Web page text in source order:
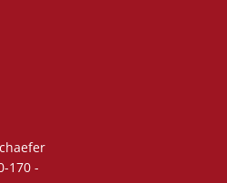
170 -